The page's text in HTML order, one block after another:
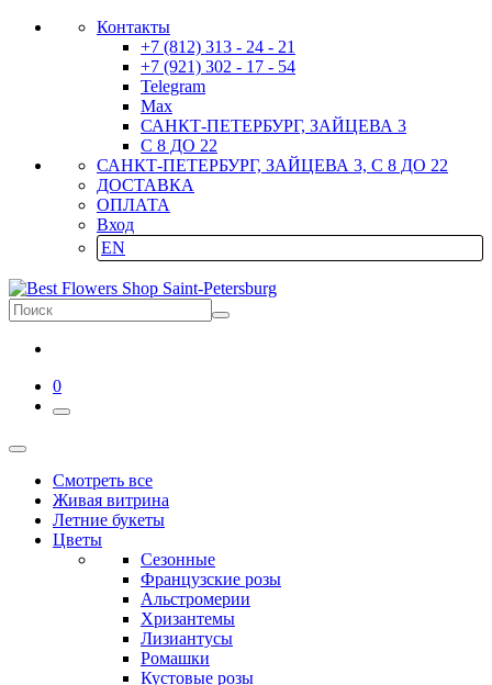
Контакты
+7 (812) 313 - 24 - 21
+7 (921) 302 - 17 - 54
Telegram
Max
САНКТ-ПЕТЕРБУРГ, ЗАЙЦЕВА 3
С 8 ДО 22
САНКТ-ПЕТЕРБУРГ, ЗАЙЦЕВА 3, С 8 ДО 22
ДОСТАВКА
ОПЛАТА
Вход
EN
0
Смотреть все
Живая витрина
Летние букеты
Цветы
Сезонные
Французские розы
Альстромерии
Хризантемы
Лизиантусы
Ромашки
Кустовые розы